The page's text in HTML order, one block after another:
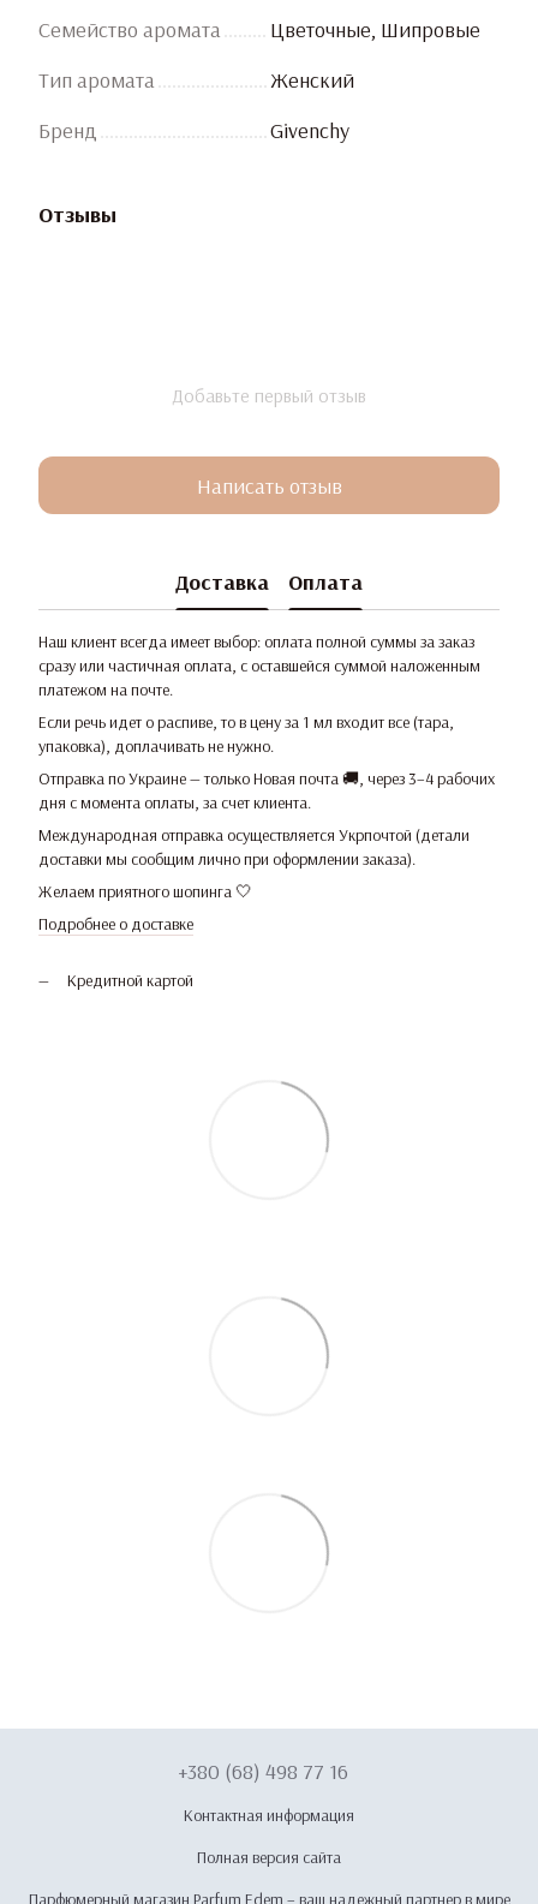
Семейство аромата
Цветочные, Шипровые
Тип аромата
Женский
Бренд
Givenchy
Отзывы
Добавьте первый отзыв
Написать отзыв
Доставка Оплата
Наш клиент всегда имеет выбор: оплата полной суммы за заказ
сразу или частичная оплата, с оставшейся суммой наложенным
платежом на почте.
Если речь идет о распиве, то в цену за 1 мл входит все (тара,
упаковка), доплачивать не нужно.
Отправка по Украине — только Новая почта 🚚, через 3–4 рабочих
дня с момента оплаты, за счет клиента.
Международная отправка осуществляется Укрпочтой (детали
доставки мы сообщим лично при оформлении заказа).
Желаем приятного шопинга 🤍
Подробнее о доставке
Кредитной картой
+380 (68) 498 77 16
Контактная информация
Полная версия сайта
Парфюмерный магазин Parfum Edem – ваш надежный партнер в мире